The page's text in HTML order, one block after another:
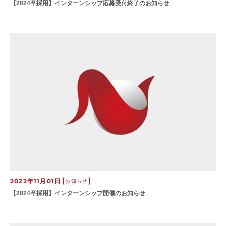
【2024卒採用】インターンシップ応募受付終了のお知らせ
2022年11月01日 お知らせ
【2024卒採用】インターンシップ開催のお知らせ